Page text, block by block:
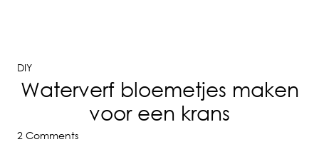
DIY
Waterverf bloemetjes maken
voor een krans
2 Comments